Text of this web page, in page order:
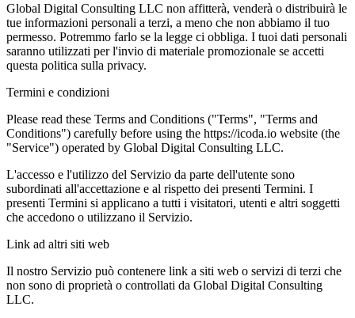
Global Digital Consulting LLC non affitterà, venderà o distribuirà le
tue informazioni personali a terzi, a meno che non abbiamo il tuo
permesso. Potremmo farlo se la legge ci obbliga. I tuoi dati personali
saranno utilizzati per l'invio di materiale promozionale se accetti
questa politica sulla privacy.
Termini e condizioni
Please read these Terms and Conditions ("Terms", "Terms and
Conditions") carefully before using the https://icoda.io website (the
"Service") operated by Global Digital Consulting LLC.
L'accesso e l'utilizzo del Servizio da parte dell'utente sono
subordinati all'accettazione e al rispetto dei presenti Termini. I
presenti Termini si applicano a tutti i visitatori, utenti e altri soggetti
che accedono o utilizzano il Servizio.
Link ad altri siti web
Il nostro Servizio può contenere link a siti web o servizi di terzi che
non sono di proprietà o controllati da Global Digital Consulting
LLC.